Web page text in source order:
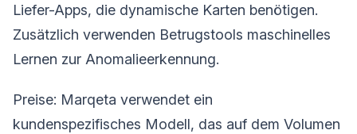
Liefer-Apps, die dynamische Karten benötigen.
Zusätzlich verwenden Betrugstools maschinelles
Lernen zur Anomalieerkennung.
Preise: Marqeta verwendet ein
kundenspezifisches Modell, das auf dem Volumen